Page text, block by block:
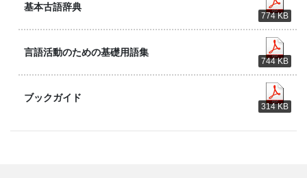
基本古語辞典
774 KB
言語活動のための基礎用語集
744 KB
ブックガイド
314 KB